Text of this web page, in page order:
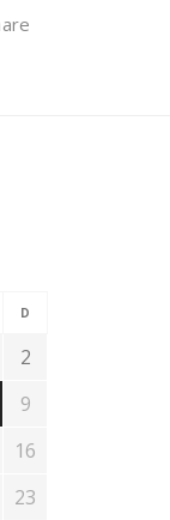
D
2
9
16
23